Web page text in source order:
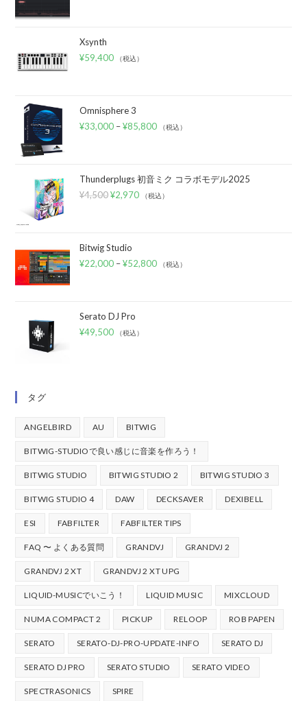
Xsynth
¥59,400 （税込）
Omnisphere 3
¥33,000 –¥85,800 （税込）
Thunderplugs 初音ミク コラボモデル2025
¥4,500 ¥2,970 （税込）
Bitwig Studio
¥22,000 –¥52,800 （税込）
Serato DJ Pro
¥49,500 （税込）
タグ
ANGELBIRD AU BITWIG
BITWIG-STUDIOで良い感じに音楽を作ろう！
BITWIG STUDIO BITWIG STUDIO 2 BITWIG STUDIO 3
BITWIG STUDIO 4 DAW DECKSAVER DEXIBELL
ESI FABFILTER FABFILTER TIPS
FAQ 〜 よくある質問 GRANDVJ GRANDVJ 2
GRANDVJ 2 XT GRANDVJ 2 XT UPG
LIQUID-MUSICでいこう！ LIQUID MUSIC MIXCLOUD
NUMA COMPACT 2 PICKUP RELOOP ROB PAPEN
SERATO SERATO-DJ-PRO-UPDATE-INFO SERATO DJ
SERATO DJ PRO SERATO STUDIO SERATO VIDEO
SPECTRASONICS SPIRE